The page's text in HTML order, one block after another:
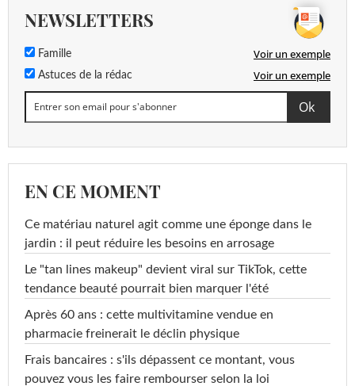
NEWSLETTERS
Famille Voir un exemple
Astuces de la rédac Voir un exemple
EN CE MOMENT
Ce matériau naturel agit comme une éponge dans le
jardin : il peut réduire les besoins en arrosage
Le "tan lines makeup" devient viral sur TikTok, cette
tendance beauté pourrait bien marquer l'été
Après 60 ans : cette multivitamine vendue en
pharmacie freinerait le déclin physique
Frais bancaires : s'ils dépassent ce montant, vous
pouvez vous les faire rembourser selon la loi